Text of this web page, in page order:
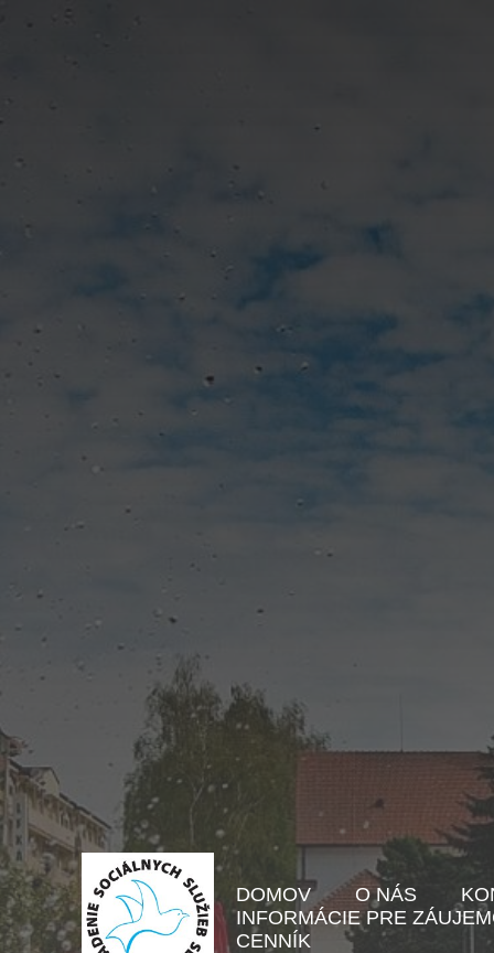
DOMOV O NÁS
INFORMÁCIE PRE
CENNÍK